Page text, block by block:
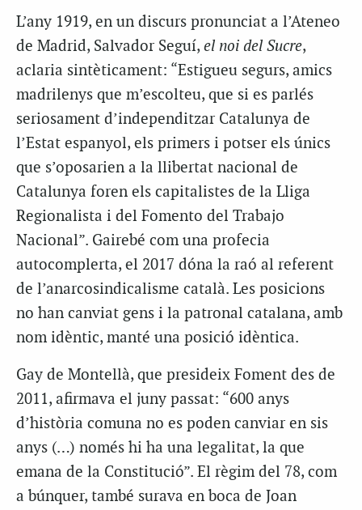
L’any 1919, en un discurs pronunciat a l’Ateneo
de Madrid, Salvador Seguí, el noi del Sucre,
aclaria sintèticament: “Estigueu segurs, amics
madrilenys que m’escolteu, que si es parlés
seriosament d’independitzar Catalunya de
l’Estat espanyol, els primers i potser els únics
que s’oposarien a la llibertat nacional de
Catalunya foren els capitalistes de la Lliga
Regionalista i del Fomento del Trabajo
Nacional”. Gairebé com una profecia
autocomplerta, el 2017 dóna la raó al referent
de l’anarcosindicalisme català. Les posicions
no han canviat gens i la patronal catalana, amb
nom idèntic, manté una posició idèntica.
Gay de Montellà, que presideix Foment des de
2011, afirmava el juny passat: “600 anys
d’història comuna no es poden canviar en sis
anys (…) només hi ha una legalitat, la que
emana de la Constitució”. El règim del 78, com
a búnquer, també surava en boca de Joan